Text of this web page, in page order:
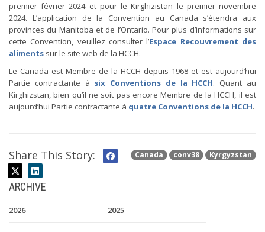
premier février 2024 et pour le Kirghizistan le premier novembre
2024. L’application de la Convention au Canada s’étendra aux
provinces du Manitoba et de l’Ontario. Pour plus d’informations sur
cette Convention, veuillez consulter l’Espace Recouvrement des
aliments sur le site web de la HCCH.
Le Canada est Membre de la HCCH depuis 1968 et est aujourd’hui
Partie contractante à six Conventions de la HCCH. Quant au
Kirghizstan, bien qu’il ne soit pas encore Membre de la HCCH, il est
aujourd’hui Partie contractante à quatre Conventions de la HCCH.
Canada conv38 Kyrgyzstan
Share This Story:
ARCHIVE
2026 2025